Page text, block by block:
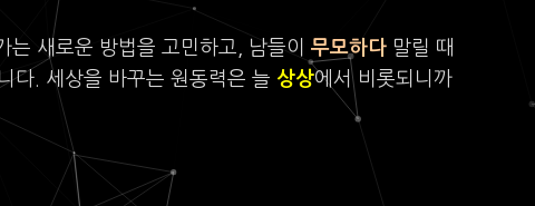
는 새로운 방법을 고민하고, 남들이 무모하다 말릴 때
다. 세상을 바꾸는 원동력은 늘 상상에서 비롯되니까